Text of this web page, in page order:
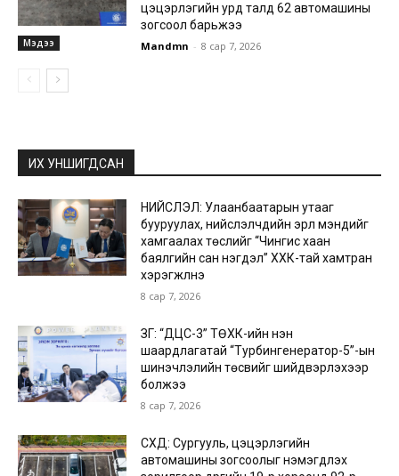
Мэдээ
цэцэрлэгийн урд талд 62 автомашины
зогсоол барьжээ
Mandmn - 8 сар 7, 2026
ИХ УНШИГДСАН
НИЙСЛЭЛ: Улаанбаатарын утааг
бууруулах, нийслэлчүүдийн эрүүл мэндийг
хамгаалах төслийг “Чингис хаан
баялгийн сан нэгдэл” ХХК-тай хамтран
хэрэгжүүлнэ
8 сар 7, 2026
ЗГ: “ДЦС-3” ТӨХК-ийн нэн
шаардлагатай “Турбингенератор-5”-ын
шинэчлэлийн төсвийг шийдвэрлэхээр
болжээ
8 сар 7, 2026
СХД: Сургууль, цэцэрлэгийн
автомашины зогсоолыг нэмэгдүүлэх